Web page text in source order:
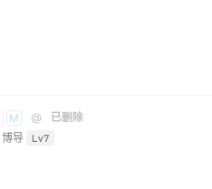
M @
已删除
博导 Lv7